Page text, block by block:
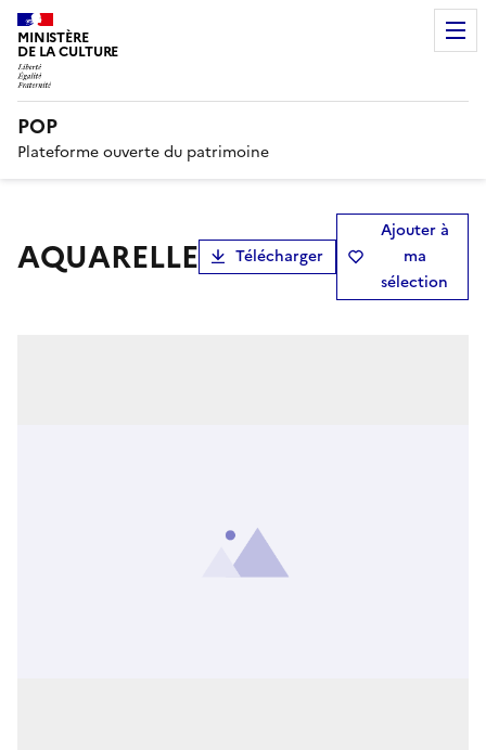
MINISTÈRE
DE LA CULTURE
POP
Plateforme ouverte du patrimoine
AQUARELLE Télécharger
Ajouter à
ma
sélection